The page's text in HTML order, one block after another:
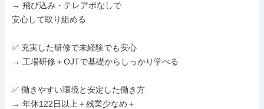
→ 飛び込み・テレアポなしで
安心して取り組める
✅ 充実した研修で未経験でも安心
→ 工場研修＋OJTで基礎からしっかり学べる
✅ 働きやすい環境と安定した働き方
→ 年休122日以上＋残業少なめ＋